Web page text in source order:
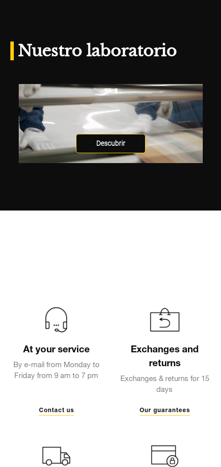
Nuestro laboratorio
Descubrir
At your service
By e-mail from Monday to
Friday from 9 am to 7 pm
Contact us
Exchanges and
returns
Exchanges & returns for 15
days
Our guarantees